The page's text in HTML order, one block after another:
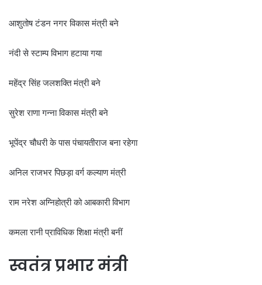
आशुतोष टंडन नगर विकास मंत्री बने
नंदी से स्टाम्प विभाग हटाया गया
महेंद्र सिंह जलशक्ति मंत्री बने
सुरेश राणा गन्ना विकास मंत्री बने
भूपेंद्र चौधरी के पास पंचायतीराज बना रहेगा
अनिल राजभर पिछड़ा वर्ग कल्याण मंत्री
राम नरेश अग्निहोत्री को आबकारी विभाग
कमला रानी प्राविधिक शिक्षा मंत्री बनीं
स्वतंत्र प्रभार मंत्री